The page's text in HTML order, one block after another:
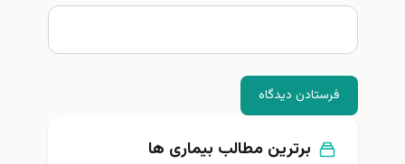
فرستادن دیدگاه
برترین مطالب بیماری ها